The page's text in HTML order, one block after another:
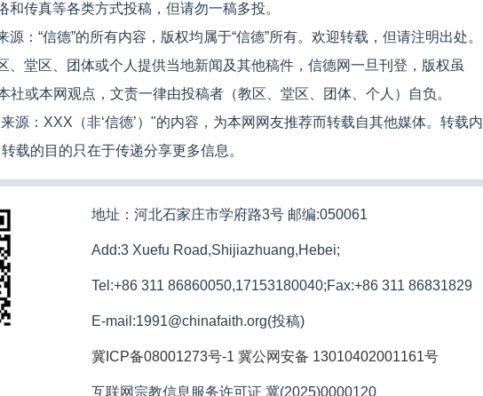
和传真等各类方式投稿，但请勿一稿多投。
：“信德”的所有内容，版权均属于“信德”所有。欢迎转载，但请注明出处。
、堂区、团体或个人提供当地新闻及其他稿件，信德网一旦刊登，版权虽
社或本网观点，文责一律由投稿者（教区、堂区、团体、个人）自负。
源：XXX（非‘信德’）"的内容，为本网网友推荐而转载自其他媒体。转载内
载的目的只在于传递分享更多信息。
地址：河北石家庄市学府路3号 邮编:050061
Add:3 Xuefu Road,Shijiazhuang,Hebei;
Tel:+86 311 86860050,17153180040;Fax:+86 311 86831829
E-mail:1991@chinafaith.org(投稿)
冀ICP备08001273号-1 冀公网安备 13010402001161号
互联网宗教信息服务许可证 冀(2025)0000120